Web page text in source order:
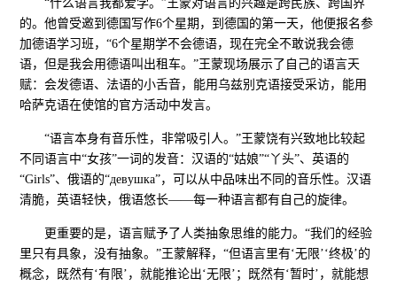
“什么语言我都爱学。”王蒙对语言的兴趣是跨民族、跨国界
的。他曾受邀到德国写作6个星期，到德国的第一天，他便报名参
加德语学习班，“6个星期学不会德语，现在完全不敢说我会德
语，但是我会用德语叫出租车。”王蒙现场展示了自己的语言天
赋：会发德语、法语的小舌音，能用乌兹别克语接受采访，能用
哈萨克语在使馆的官方活动中发言。
“语言本身有音乐性，非常吸引人。”王蒙饶有兴致地比较起
不同语言中“女孩”一词的发音：汉语的“姑娘”“丫头”、英语的
“Girls”、俄语的“девушка”，可以从中品味出不同的音乐性。汉语
清脆，英语轻快，俄语悠长——每一种语言都有自己的旋律。
更重要的是，语言赋予了人类抽象思维的能力。“我们的经验
里只有具象，没有抽象。”王蒙解释，“但语言里有‘无限’‘终极’的
概念，既然有‘有限’，就能推论出‘无限’；既然有‘暂时’，就能想